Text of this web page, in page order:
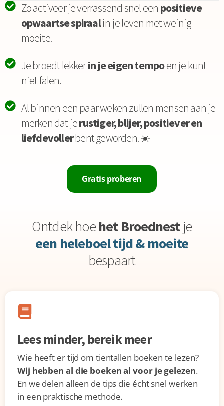
Zo activeer je verrassend snel een positieve
opwaartse spiraalin je leven met weinig
moeite.
Je broedt lekkerin je eigen tempoen je kunt
niet falen.
Al binnen een paar weken zullen mensen aan je
merken dat jerustiger, blijer, positiever en
liefdevollerbent geworden. ☀️
Gratis proberen
Ontdek hoehet Broednestje
een heleboel tijd & moeite
bespaart
Lees minder, bereik meer
Wie heeft er tijd om tientallen boeken te lezen?
Wij hebben al die boeken al voor je gelezen.
En we delen alleen de tips die écht snel werken
in een praktische methode.